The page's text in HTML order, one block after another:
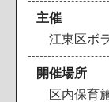
主催
江東区ボ
開催場所
区内保育